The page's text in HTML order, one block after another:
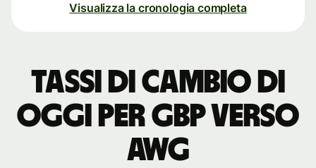
Visualizza la cronologia completa
Tassi di cambio di
oggi per GBP verso
AWG